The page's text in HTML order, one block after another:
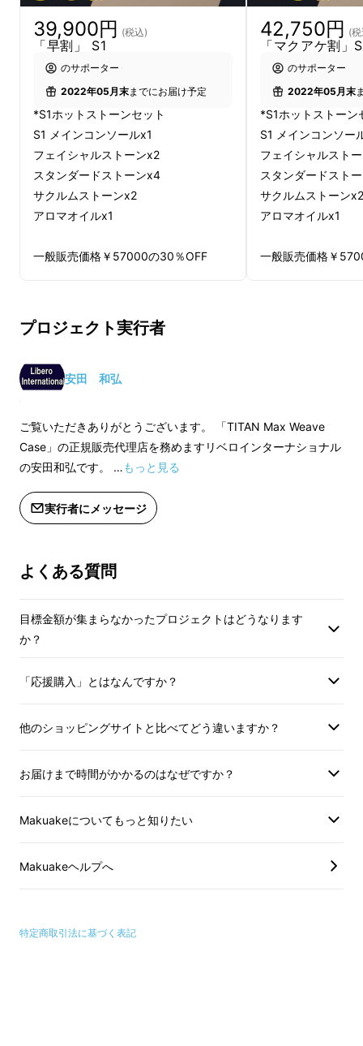
39,900円 (税込)
「早割」 S1
のサポーター
2022年05月末までにお届け予定
*S1ホットストーンセット
S1 メインコンソールx1
フェイシャルストーンx2
スタンダードストーンx4
サクルムストーンx2
アロマオイルx1
一般販売価格￥57000の30％OFF
42,750円 (
「マクアケ割」
のサポーター
2022年05月末
*S1ホットストーン
S1 メインコンソー
フェイシャルスト
スタンダードスト
サクルムストーンx2
アロマオイルx1
一般販売価格￥
プロジェクト実行者
安田 和弘
ご覧いただきありがとうございます。 「TITAN Max Weave
Case」の正規販売代理店を務めますリベロインターナショナル
の安田和弘です。 …もっと見る
実行者にメッセージ
よくある質問
目標金額が集まらなかったプロジェクトはどうなります
か？
「応援購入」とはなんですか？
他のショッピングサイトと比べてどう違いますか？
お届けまで時間がかかるのはなぜですか？
Makuakeについてもっと知りたい
Makuakeヘルプへ
特定商取引法に基づく表記